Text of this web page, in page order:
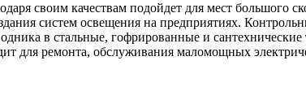
своим качествам подойдет для мест большого
систем освещения на предприятиях.
в стальные, гофрированные и сантехнические
для ремонта, обслуживания маломощных